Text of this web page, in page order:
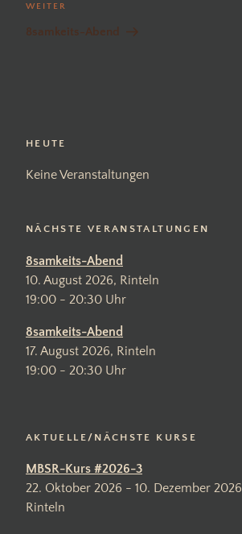
Nächster
Beitrag
WEITER
8samkeits-Abend
HEUTE
Keine Veranstaltungen
NÄCHSTE VERANSTALTUNGEN
8samkeits-Abend
10. August 2026, Rinteln
19:00 - 20:30 Uhr
8samkeits-Abend
17. August 2026, Rinteln
19:00 - 20:30 Uhr
AKTUELLE/NÄCHSTE KURSE
MBSR-Kurs #2026-3
22. Oktober 2026 - 10. Dezember 2026
Rinteln